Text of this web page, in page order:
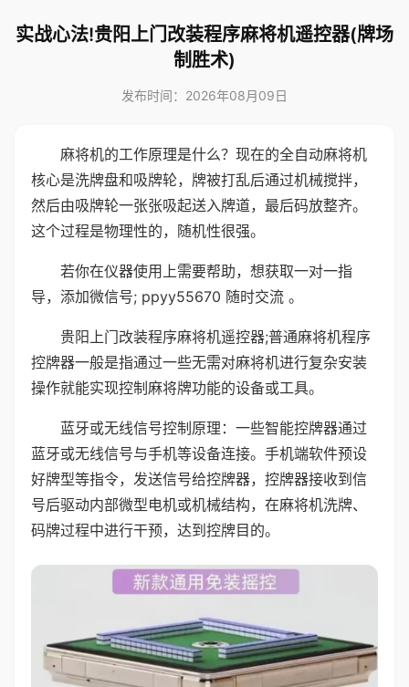
实战心法!贵阳上门改装程序麻将机遥控器(牌场
制胜术)
发布时间：2026年08月09日
麻将机的工作原理是什么？现在的全自动麻将机
核心是洗牌盘和吸牌轮，牌被打乱后通过机械搅拌，
然后由吸牌轮一张张吸起送入牌道，最后码放整齐。
这个过程是物理性的，随机性很强。
若你在仪器使用上需要帮助，想获取一对一指
导，添加微信号; ppyy55670 随时交流 。
贵阳上门改装程序麻将机遥控器;普通麻将机程序
控牌器一般是指通过一些无需对麻将机进行复杂安装
操作就能实现控制麻将牌功能的设备或工具。
蓝牙或无线信号控制原理：一些智能控牌器通过
蓝牙或无线信号与手机等设备连接。手机端软件预设
好牌型等指令，发送信号给控牌器，控牌器接收到信
号后驱动内部微型电机或机械结构，在麻将机洗牌、
码牌过程中进行干预，达到控牌目的。